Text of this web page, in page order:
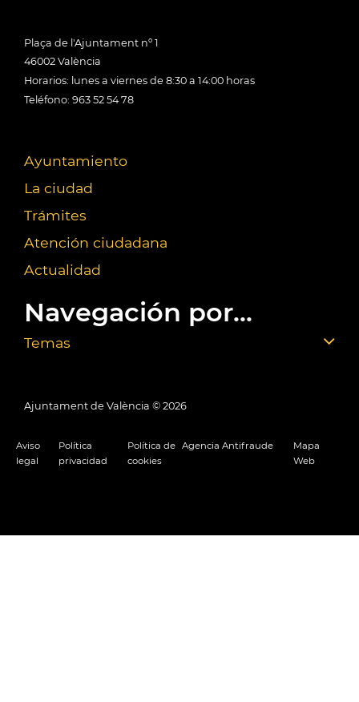
Plaça de l'Ajuntament nº 1
46002 València
Horarios: lunes a viernes de 8:30 a 14:00 horas
Teléfono: 963 52 54 78
Ayuntamiento
La ciudad
Trámites
Atención ciudadana
Actualidad
Navegación por...
Temas
Ajuntament de València © 2026
Aviso
legal
Política
privacidad
Política de
cookies
Agencia Antifraude
Mapa
Web